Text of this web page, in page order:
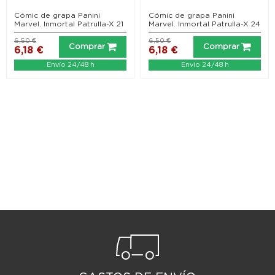
Cómic de grapa Panini
Marvel. Inmortal Patrulla-X 21
6,18 €
6,50 €
Comprar
Envío 24/48 h
Cómic de grapa Panini
Marvel. Inmortal Patrulla-X 24
6,18 €
6,50 €
Comprar
Envío 24/48 h